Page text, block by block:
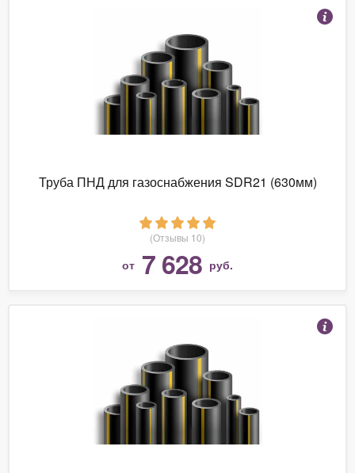
Труба ПНД для газоснабжения SDR21 (630мм)
(Отзывы 10)
от 7 628 руб.